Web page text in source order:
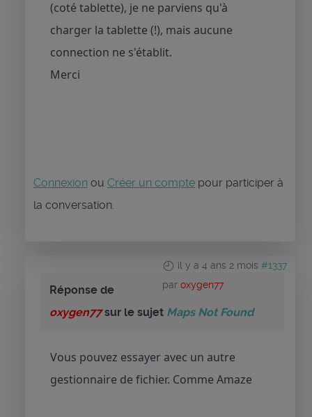
(coté tablette), je ne parviens qu'à
charger la tablette (!), mais aucune
connection ne s'établit.
Merci
Connexion ou Créer un compte pour participer à
la conversation.
il y a 4 ans 2 mois #1337
par oxygen77
Réponse de
oxygen77sur le sujet Maps Not Found
Vous pouvez essayer avec un autre
gestionnaire de fichier. Comme Amaze